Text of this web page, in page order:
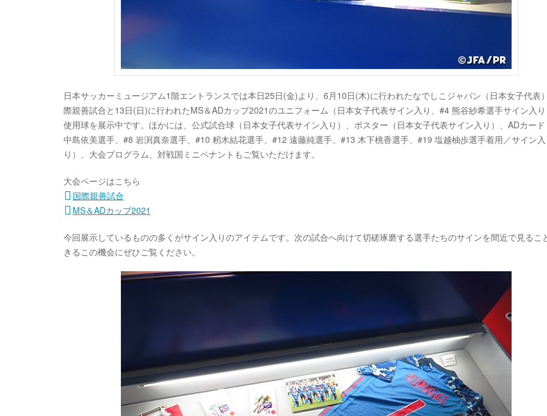
日本サッカーミュージアム1階エントランスでは本日25日(金)より、6月10日(木)に行われたなでしこジャパン（日本女子代表
際親善試合と13日(日)に行われたMS＆ADカップ2021のユニフォーム（日本女子代表サイン入り、#4 熊谷紗希選手サイン入
使用球を展示中です。ほかには、公式試合球（日本女子代表サイン入り）、ポスター（日本女子代表サイン入り）、ADカー
中島依美選手、#8 岩渕真奈選手、#10 籾木結花選手、#12 遠藤純選手、#13 木下桃香選手、#19 塩越柚歩選手着用／サイン入
り）、大会プログラム、対戦国ミニペナントもご覧いただけます。
大会ページはこちら
国際親善試合
MS＆ADカップ2021
今回展示しているものの多くがサイン入りのアイテムです。次の試合へ向けて切磋琢磨する選手たちのサインを間近で見るこ
きるこの機会にぜひご覧ください。